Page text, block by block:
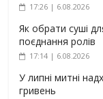
17:26 | 6.08.2026
Як обрати суші
поєднання ролів
17:14 | 6.08.2026
У липні митні
гривень